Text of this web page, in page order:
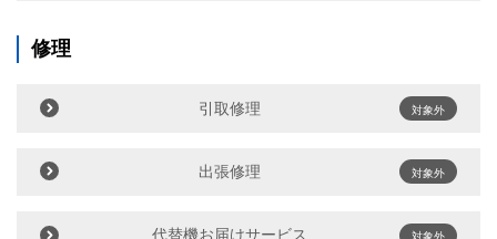
修理
引取修理 対象外
出張修理 対象外
代替機お届けサービス 対象外